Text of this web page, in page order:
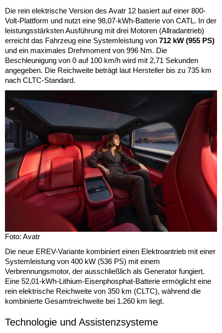
Die rein elektrische Version des Avatr 12 basiert auf einer 800-
Volt-Plattform und nutzt eine 98,07-kWh-Batterie von CATL. In der
leistungsstärksten Ausführung mit drei Motoren (Allradantrieb)
erreicht das Fahrzeug eine Systemleistung von 712 kW (955 PS)
und ein maximales Drehmoment von 996 Nm. Die
Beschleunigung von 0 auf 100 km/h wird mit 2,71 Sekunden
angegeben. Die Reichweite beträgt laut Hersteller bis zu 735 km
nach CLTC-Standard.
Foto: Avatr
Die neue EREV-Variante kombiniert einen Elektroantrieb mit einer
Systemleistung von 400 kW (536 PS) mit einem
Verbrennungsmotor, der ausschließlich als Generator fungiert.
Eine 52,01-kWh-Lithium-Eisenphosphat-Batterie ermöglicht eine
rein elektrische Reichweite von 350 km (CLTC), während die
kombinierte Gesamtreichweite bei 1.260 km liegt.
Technologie und Assistenzsysteme